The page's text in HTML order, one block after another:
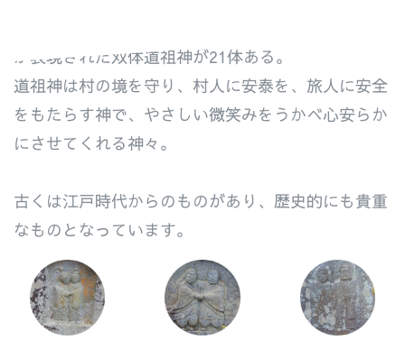
が表現された双体道祖神が21体ある。
道祖神は村の境を守り、村人に安泰を、旅人に安全
をもたらす神で、やさしい微笑みをうかべ心安らか
にさせてくれる神々。
古くは江戸時代からのものがあり、歴史的にも貴重
なものとなっています。